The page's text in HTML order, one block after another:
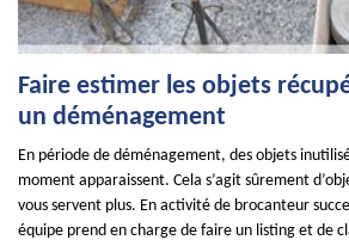
Faire estimer les objets
un déménagement
En période de déménagement, des objets
moment apparaissent. Cela s’agit sûrement
vous servent plus. En activité de brocanteur
équipe prend en charge de faire un listing et de